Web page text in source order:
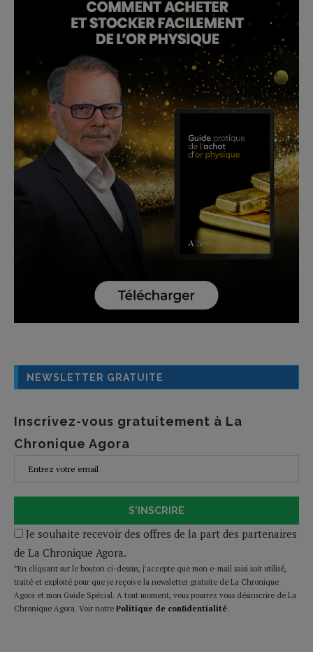
NEWSLETTER GRATUITE
Inscrivez-vous gratuitement à La
Chronique Agora
S'INSCRIRE
Je souhaite recevoir des offres de la part des partenaires
de La Chronique Agora.
*En cliquant sur le bouton ci-dessus, j’accepte que mon e-mail saisi soit utilisé,
traité et exploité pour que je reçoive la newsletter gratuite de La Chronique
Agora et mon Guide Spécial. A tout moment, vous pourrez vous désinscrire de La
Chronique Agora. Voir notre Politique de confidentialité.